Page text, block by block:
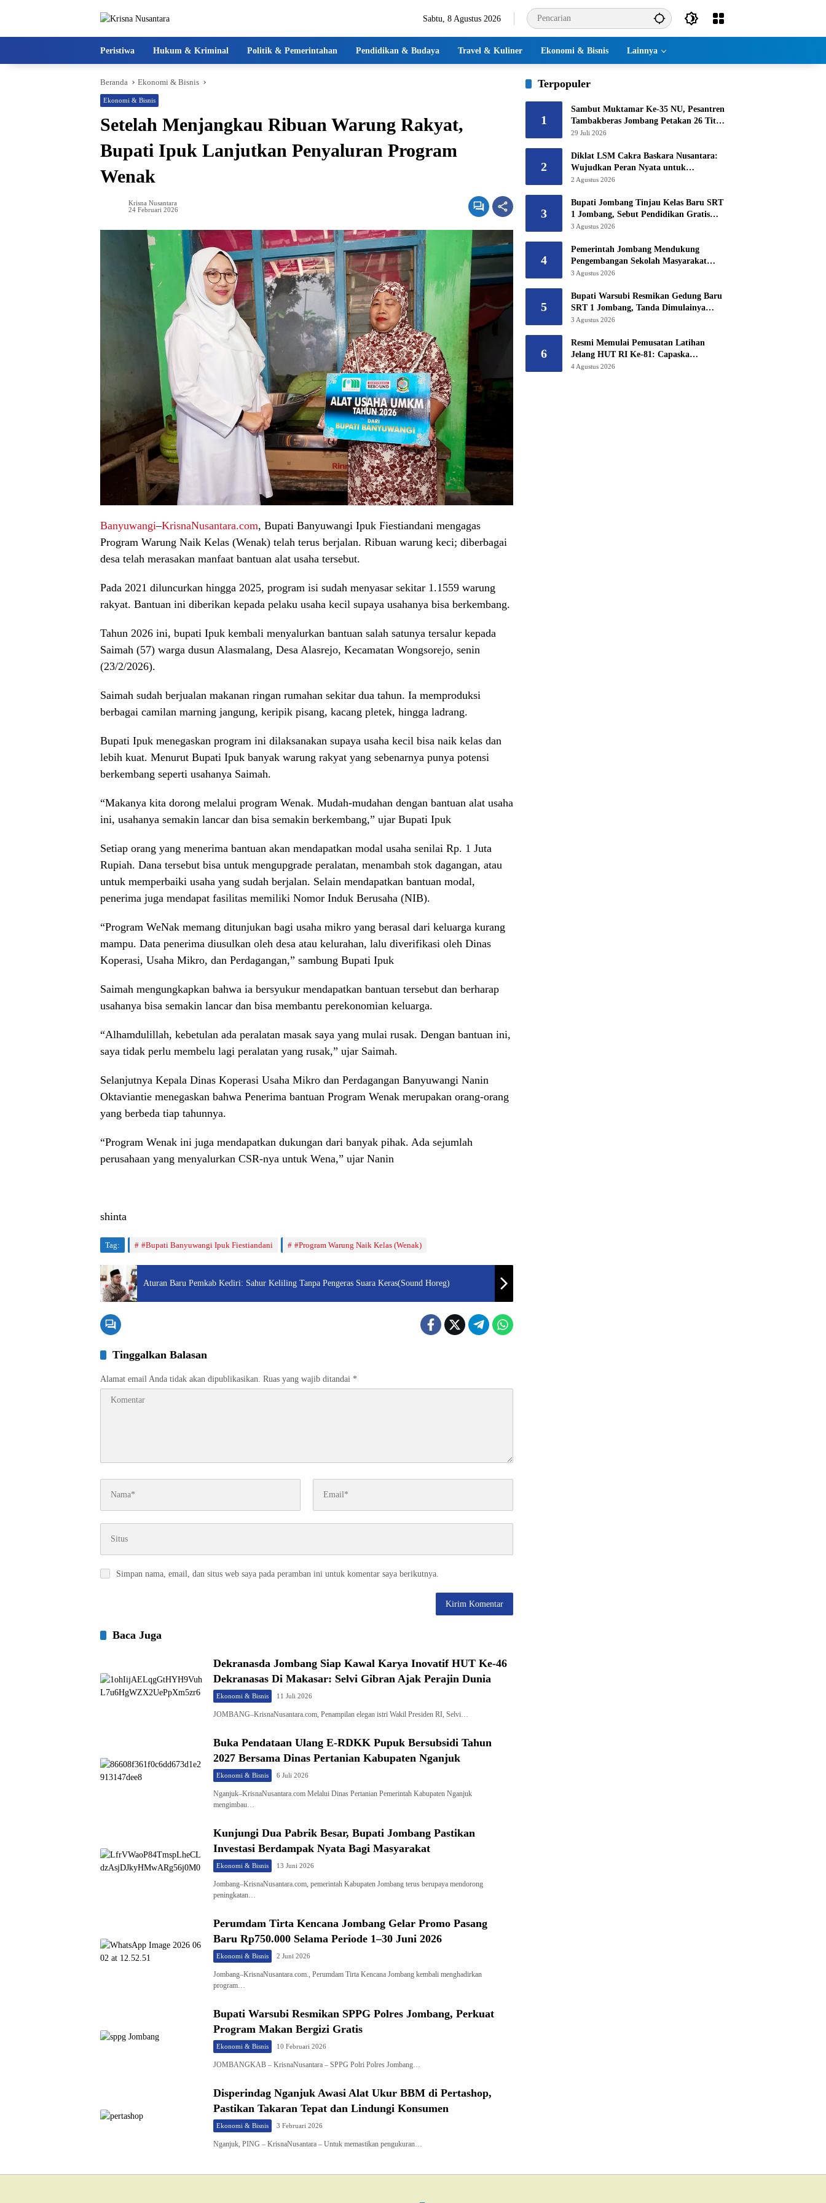
Sabtu, 8 Agustus 2026
Peristiwa Hukum & Kriminal Politik & Pemerintahan Pendidikan & Budaya Travel & Kuliner Ekonomi & Bisnis Lainnya
Beranda Ekonomi & Bisnis
Ekonomi & Bisnis
Setelah Menjangkau Ribuan Warung Rakyat,
Bupati Ipuk Lanjutkan Penyaluran Program
Wenak
Krisna Nusantara
24 Februari 2026
Banyuwangi–KrisnaNusantara.com, Bupati Banyuwangi Ipuk Fiestiandani mengagas
Program Warung Naik Kelas (Wenak) telah terus berjalan. Ribuan warung keci; diberbagai
desa telah merasakan manfaat bantuan alat usaha tersebut.
Pada 2021 diluncurkan hingga 2025, program isi sudah menyasar sekitar 1.1559 warung
rakyat. Bantuan ini diberikan kepada pelaku usaha kecil supaya usahanya bisa berkembang.
Tahun 2026 ini, bupati Ipuk kembali menyalurkan bantuan salah satunya tersalur kepada
Saimah (57) warga dusun Alasmalang, Desa Alasrejo, Kecamatan Wongsorejo, senin
(23/2/2026).
Saimah sudah berjualan makanan ringan rumahan sekitar dua tahun. Ia memproduksi
berbagai camilan marning jangung, keripik pisang, kacang pletek, hingga ladrang.
Bupati Ipuk menegaskan program ini dilaksanakan supaya usaha kecil bisa naik kelas dan
lebih kuat. Menurut Bupati Ipuk banyak warung rakyat yang sebenarnya punya potensi
berkembang seperti usahanya Saimah.
“Makanya kita dorong melalui program Wenak. Mudah-mudahan dengan bantuan alat usaha
ini, usahanya semakin lancar dan bisa semakin berkembang,” ujar Bupati Ipuk
Setiap orang yang menerima bantuan akan mendapatkan modal usaha senilai Rp. 1 Juta
Rupiah. Dana tersebut bisa untuk mengupgrade peralatan, menambah stok dagangan, atau
untuk memperbaiki usaha yang sudah berjalan. Selain mendapatkan bantuan modal,
penerima juga mendapat fasilitas memiliki Nomor Induk Berusaha (NIB).
“Program WeNak memang ditunjukan bagi usaha mikro yang berasal dari keluarga kurang
mampu. Data penerima diusulkan oleh desa atau kelurahan, lalu diverifikasi oleh Dinas
Koperasi, Usaha Mikro, dan Perdagangan,” sambung Bupati Ipuk
Saimah mengungkapkan bahwa ia bersyukur mendapatkan bantuan tersebut dan berharap
usahanya bisa semakin lancar dan bisa membantu perekonomian keluarga.
“Alhamdulillah, kebetulan ada peralatan masak saya yang mulai rusak. Dengan bantuan ini,
saya tidak perlu membelu lagi peralatan yang rusak,” ujar Saimah.
Selanjutnya Kepala Dinas Koperasi Usaha Mikro dan Perdagangan Banyuwangi Nanin
Oktaviantie menegaskan bahwa Penerima bantuan Program Wenak merupakan orang-orang
yang berbeda tiap tahunnya.
“Program Wenak ini juga mendapatkan dukungan dari banyak pihak. Ada sejumlah
perusahaan yang menyalurkan CSR-nya untuk Wena,” ujar Nanin
shinta
Tag: #Bupati Banyuwangi Ipuk Fiestiandani #Program Warung Naik Kelas (Wenak)
Aturan Baru Pemkab Kediri: Sahur Keliling Tanpa Pengeras Suara Keras(Sound Horeg)
Tinggalkan Balasan
Alamat email Anda tidak akan dipublikasikan. Ruas yang wajib ditandai *
Simpan nama, email, dan situs web saya pada peramban ini untuk komentar saya berikutnya.
Baca Juga
Dekranasda Jombang Siap Kawal Karya Inovatif HUT Ke-46
Dekranasas Di Makasar: Selvi Gibran Ajak Perajin Dunia
Ekonomi & Bisnis 11 Juli 2026
JOMBANG–KrisnaNusantara.com, Penampilan elegan istri Wakil Presiden RI, Selvi…
Buka Pendataan Ulang E-RDKK Pupuk Bersubsidi Tahun
2027 Bersama Dinas Pertanian Kabupaten Nganjuk
Ekonomi & Bisnis 6 Juli 2026
Nganjuk–KrisnaNusantara.com Melalui Dinas Pertanian Pemerintah Kabupaten Nganjuk
mengimbau…
Kunjungi Dua Pabrik Besar, Bupati Jombang Pastikan
Investasi Berdampak Nyata Bagi Masyarakat
Ekonomi & Bisnis 13 Juni 2026
Jombang–KrisnaNusantara.com, pemerintah Kabupaten Jombang terus berupaya mendorong
peningkatan…
Perumdam Tirta Kencana Jombang Gelar Promo Pasang
Baru Rp750.000 Selama Periode 1–30 Juni 2026
Ekonomi & Bisnis 2 Juni 2026
Jombang–KrisnaNusantara.com., Perumdam Tirta Kencana Jombang kembali menghadirkan
program…
Bupati Warsubi Resmikan SPPG Polres Jombang, Perkuat
Program Makan Bergizi Gratis
Ekonomi & Bisnis 10 Februari 2026
JOMBANGKAB – KrisnaNusantara – SPPG Polri Polres Jombang…
Disperindag Nganjuk Awasi Alat Ukur BBM di Pertashop,
Pastikan Takaran Tepat dan Lindungi Konsumen
Ekonomi & Bisnis 3 Februari 2026
Nganjuk, PING – KrisnaNusantara – Untuk memastikan pengukuran…
Terpopuler
1
Sambut Muktamar Ke-35 NU, Pesantren
Tambakberas Jombang Petakan 26 Titik
Layanan Utama
29 Juli 2026
2
Diklat LSM Cakra Baskara Nusantara:
Wujudkan Peran Nyata untuk
Masyarakat
2 Agustus 2026
3
Bupati Jombang Tinjau Kelas Baru SRT
1 Jombang, Sebut Pendidikan Gratis
Beri Harapan Baru
3 Agustus 2026
4
Pemerintah Jombang Mendukung
Pengembangan Sekolah Masyarakat
Yang Kurang Mampu Hingga Hibahkan
Terintegritas 1 Jombang
3 Agustus 2026
5
Bupati Warsubi Resmikan Gedung Baru
SRT 1 Jombang, Tanda Dimulainya
MPLS Tahun Ajaran 2026/2027
3 Agustus 2026
6
Resmi Memulai Pemusatan Latihan
Jelang HUT RI Ke-81: Capaska
Jombang 2026 “Mahesa Rakta Garuda
4 Agustus 2026